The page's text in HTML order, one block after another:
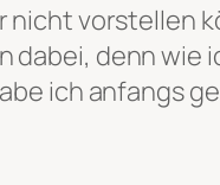
nicht vorstellen
dabei, denn wie
ich anfangs